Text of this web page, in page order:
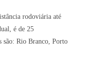
rodoviária até
é de 25
são: Rio Branco, Porto